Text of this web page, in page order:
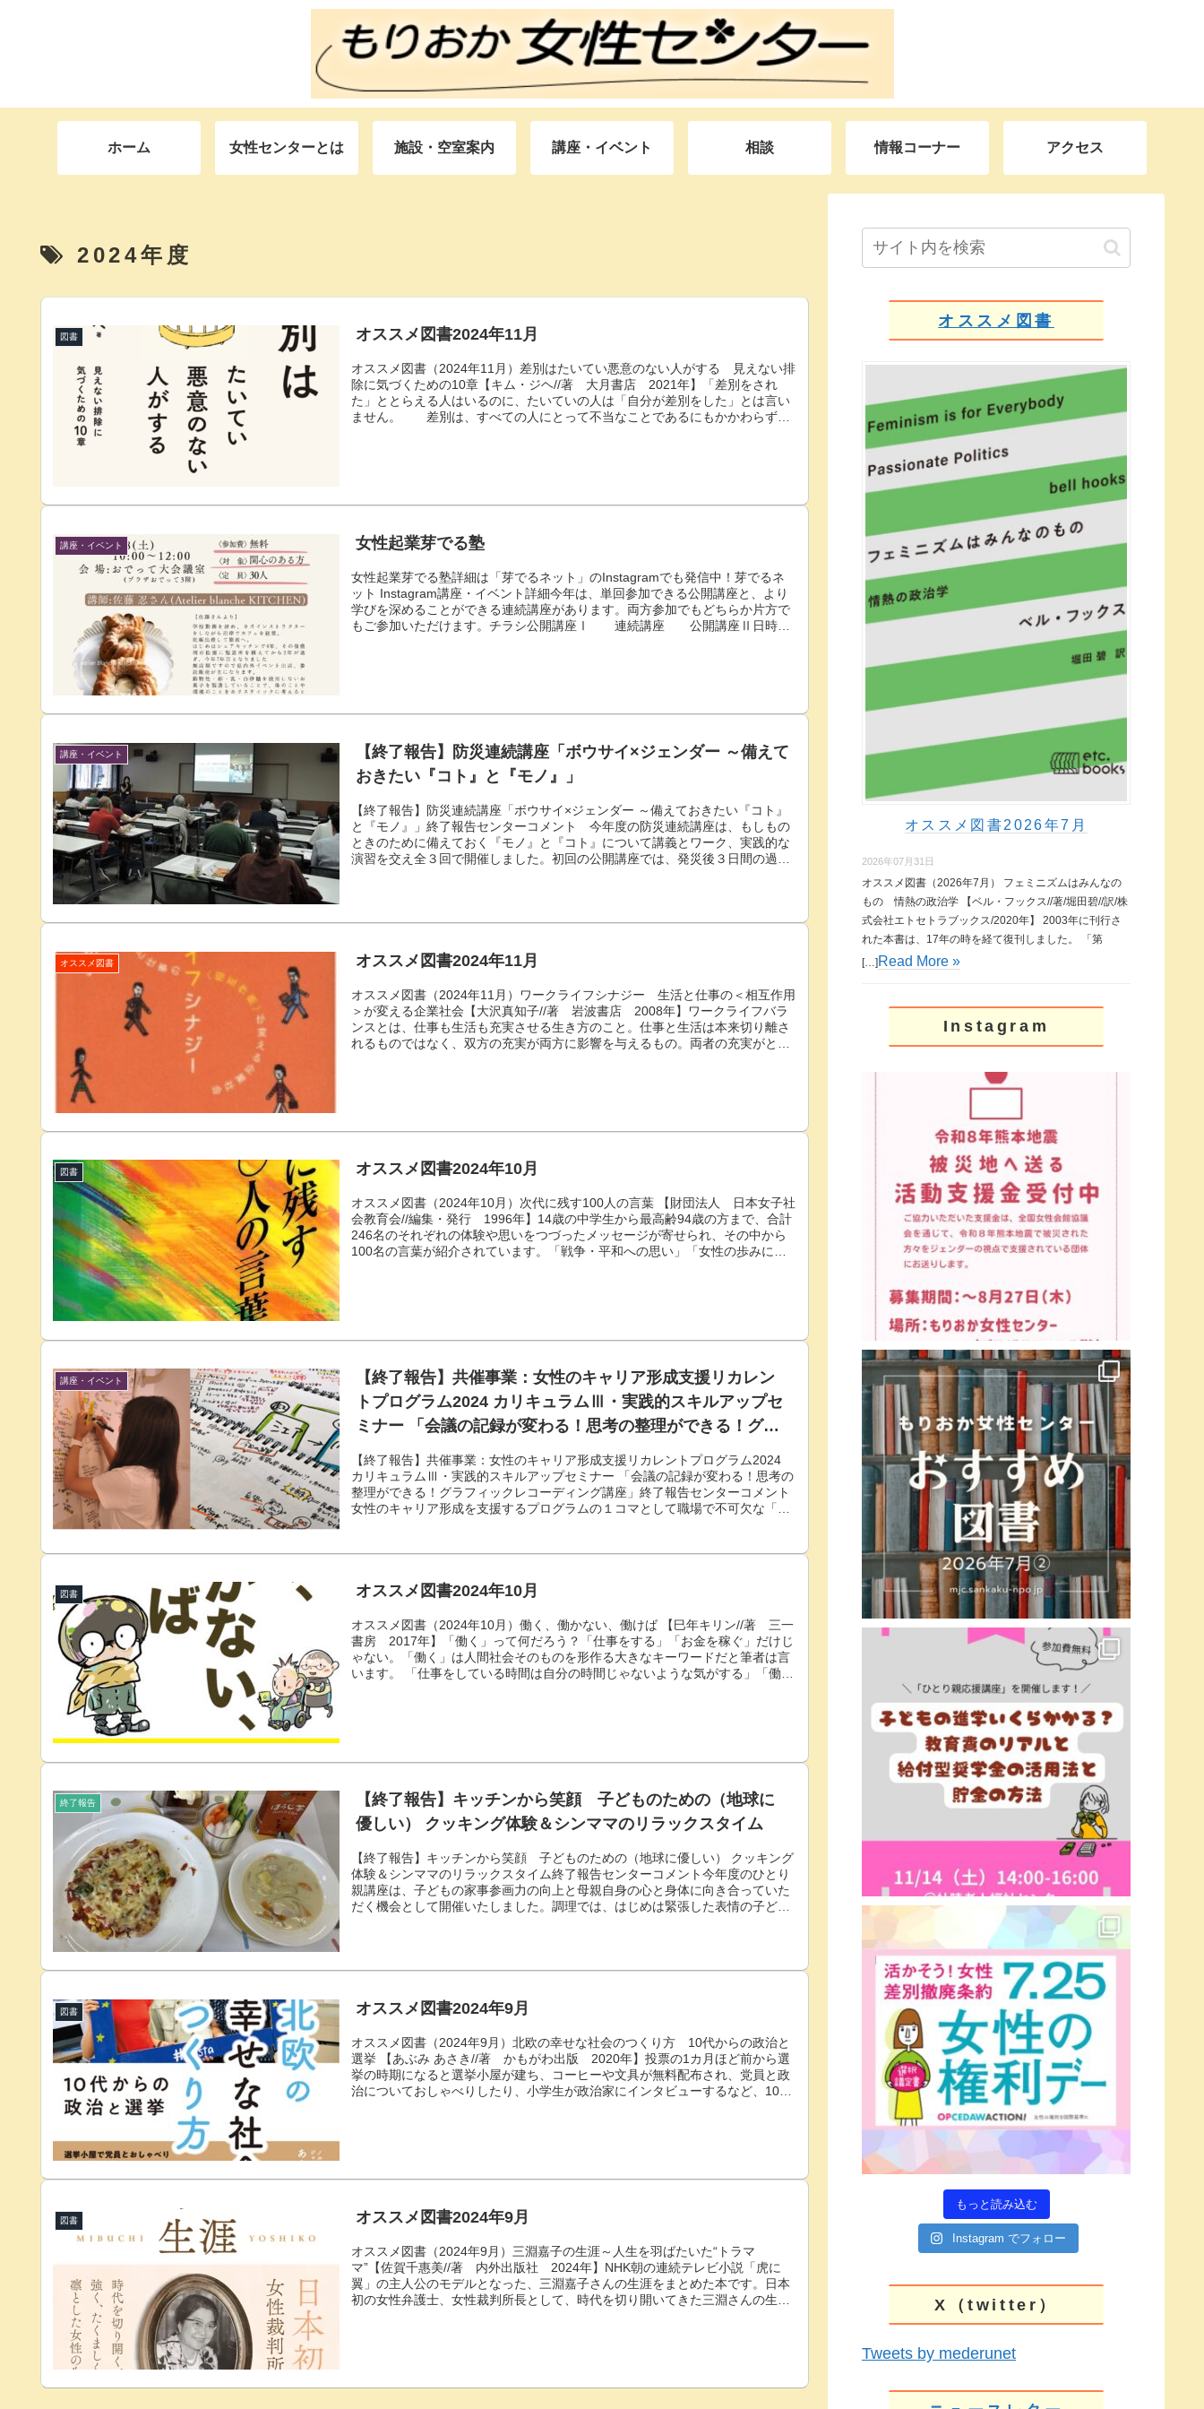
ホーム 女性センターとは 施設・空室案内 講座・イベント 相談 情報コーナー アクセス
2024年度
図書 オススメ図書2024年11月
オススメ図書（2024年11月）差別はたいてい悪意のない人がする 見えない排
除に気づくための10章【キム・ジヘ//著 大月書店 2021年】「差別をされ
た」ととらえる人はいるのに、たいていの人は「自分が差別をした」とは言い
ません。 差別は、すべての人にとって不当なことであるにもかかわらず、
講座・イベント 女性起業芽でる塾
女性起業芽でる塾詳細は「芽でるネット」のInstagramでも発信中！芽でるネ
ット Instagram講座・イベント詳細今年は、単回参加できる公開講座と、より
学びを深めることができる連続講座があります。両方参加でもどちらか片方で
もご参加いただけます。チラシ公開講座Ⅰ 連続講座 公開講座Ⅱ日時
講座・イベント
【終了報告】防災連続講座「ボウサイ×ジェンダー ～備えて
おきたい『コト』と『モノ』」
【終了報告】防災連続講座「ボウサイ×ジェンダー ～備えておきたい『コト』
と『モノ』」終了報告センターコメント 今年度の防災連続講座は、もしもの
ときのために備えておく『モノ』と『コト』について講義とワーク、実践的な
演習を交え全３回で開催しました。初回の公開講座では、発災後３日間の過ご
考えて選択すること、そして必要なものは人それぞれ違うことに気づくきっか
オススメ図書 オススメ図書2024年11月
オススメ図書（2024年11月）ワークライフシナジー 生活と仕事の＜相互作用
＞が変える企業社会【大沢真知子//著 岩波書店 2008年】ワークライフバラ
ンスとは、仕事も生活も充実させる生き方のこと。仕事と生活は本来切り離さ
れるものではなく、双方の充実が両方に影響を与えるもの。両者の充実がとも
図書 オススメ図書2024年10月
オススメ図書（2024年10月）次代に残す100人の言葉 【財団法人 日本女子社
会教育会//編集・発行 1996年】14歳の中学生から最高齢94歳の方まで、合計
246名のそれぞれの体験や思いをつづったメッセージが寄せられ、その中から
100名の言葉が紹介されています。「戦争・平和への思い」「女性の歩みにつ
講座・イベント
【終了報告】共催事業：女性のキャリア形成支援リカレン
トプログラム2024 カリキュラムⅢ・実践的スキルアップセ
ミナー 「会議の記録が変わる！思考の整理ができる！グラ
フィックレコーディング講座」
【終了報告】共催事業：女性のキャリア形成支援リカレントプログラム2024
カリキュラムⅢ・実践的スキルアップセミナー 「会議の記録が変わる！思考の
整理ができる！グラフィックレコーディング講座」終了報告センターコメント
女性のキャリア形成を支援するプログラムの１コマとして職場で不可欠な「可
にご参加いただき、関心の高さが窺えました。講座では、講師の岸智子さんよ
び、実践的ワークを中心に楽しく分か...
図書 オススメ図書2024年10月
オススメ図書（2024年10月）働く、働かない、働けば 【巳年キリン//著 三一
書房 2017年】「働く」って何だろう？「仕事をする」「お金を稼ぐ」だけじ
ゃない。「働く」は人間社会そのものを形作る大きなキーワードだと筆者は言
います。 「仕事をしている時間は自分の時間じゃないような気がする」「働く
終了報告
【終了報告】キッチンから笑顔 子どものための（地球に
優しい） クッキング体験＆シンママのリラックスタイム
【終了報告】キッチンから笑顔 子どものための（地球に優しい） クッキング
体験＆シンママのリラックスタイム終了報告センターコメント今年度のひとり
親講座は、子どもの家事参画力の向上と母親自身の心と身体に向き合っていた
だく機会として開催いたしました。調理では、はじめは緊張した表情の子ども
出し可視化することで、自身の心に向き合えたと思います。講座の後半では、
図書 オススメ図書2024年9月
オススメ図書（2024年9月）北欧の幸せな社会のつくり方 10代からの政治と
選挙 【あぶみ あさき//著 かもがわ出版 2020年】投票の1カ月ほど前から選
挙の時期になると選挙小屋が建ち、コーヒーや文具が無料配布され、党員と政
治についておしゃべりしたり、小学生が政治家にインタビューするなど、10代
図書 オススメ図書2024年9月
オススメ図書（2024年9月）三淵嘉子の生涯～人生を羽ばたいた“トラマ
マ”【佐賀千惠美//著 内外出版社 2024年】NHK朝の連続テレビ小説「虎に
翼」の主人公のモデルとなった、三淵嘉子さんの生涯をまとめた本です。日本
初の女性弁護士、女性裁判所長として、時代を切り開いてきた三淵さんの生涯
オススメ図書
オススメ図書2026年7月
2026年07月31日
オススメ図書（2026年7月） フェミニズムはみんなの
もの 情熱の政治学 【ベル・フックス//著/堀田碧//訳/株
式会社エトセトラブックス/2020年】 2003年に刊行さ
れた本書は、17年の時を経て復刊しました。 「第
[…]Read More »
Instagram
もっと読み込む
Instagram でフォロー
X（twitter）
Tweets by mederunet